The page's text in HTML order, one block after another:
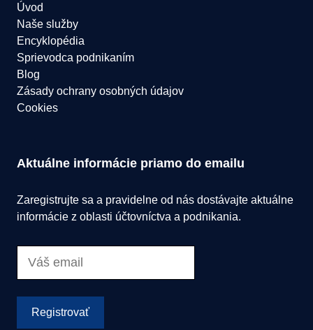
Úvod
Naše služby
Encyklopédia
Sprievodca podnikaním
Blog
Zásady ochrany osobných údajov
Cookies
Aktuálne informácie priamo do emailu
Zaregistrujte sa a pravidelne od nás dostávajte aktuálne
informácie z oblasti účtovníctva a podnikania.
Registrovať